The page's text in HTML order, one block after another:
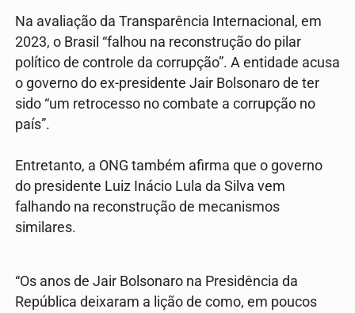
Na avaliação da Transparência Internacional, em
2023, o Brasil “falhou na reconstrução do pilar
político de controle da corrupção”. A entidade acusa
o governo do ex-presidente Jair Bolsonaro de ter
sido “um retrocesso no combate a corrupção no
país”.
Entretanto, a ONG também afirma que o governo
do presidente Luiz Inácio Lula da Silva vem
falhando na reconstrução de mecanismos
similares.
“Os anos de Jair Bolsonaro na Presidência da
República deixaram a lição de como, em poucos